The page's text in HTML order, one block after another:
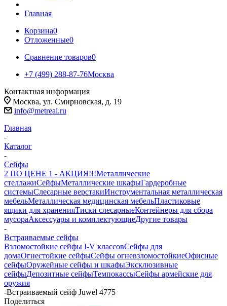
Главная
Корзина0
Отложенные0
Сравнение товаров0
+7 (499) 288-87-76Москва
Контактная информация
Москва, ул. Смирновская, д. 19
info@metreal.ru
Главная
-
Каталог
-
Сейфы
2 ПО ЦЕНЕ 1 - АКЦИЯ!!!Металлические
стеллажиСейфыМеталлические шкафыГардеробные
системыСлесарные верстакиИнструментальная металлическая
мебельМеталлическая медицинская мебельПластиковые
ящики для храненияТиски слесарныеКонтейнеры для сбора
мусораАксессуары и комплектующиеДругие товары
-
Встраиваемые сейфы
Взломостойкие сейфы I-V классовСейфы для
домаОгнестойкие сейфыСейфы огневзломостойкиеОфисные
сейфыОружейные сейфы и шкафыЭксклюзивные
сейфыДепозитные сейфыТемпокассыСейфы армейские для
оружия
-Встраиваемый сейф Juwel 4775
Поделиться